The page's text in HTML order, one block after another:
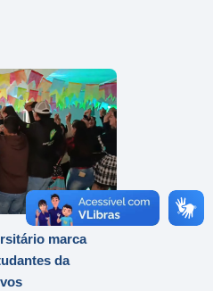
marca
da